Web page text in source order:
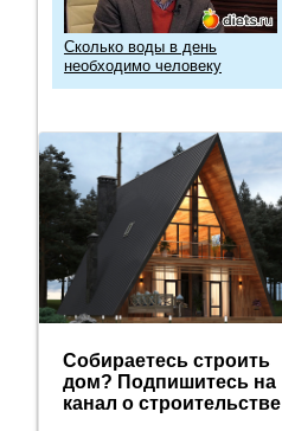
Сколько воды в день
необходимо человеку
Собираетесь строить
дом? Подпишитесь на
канал о строительстве